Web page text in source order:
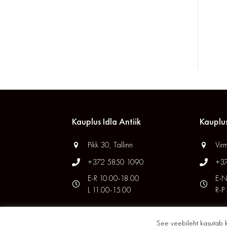
Kauplus Idla Antiik
Pikk 30, Tallinn
+372 5850 1090
E-R 10.00-18.00
L 11.00-15.00
E-
R-
See veebileht kasutab